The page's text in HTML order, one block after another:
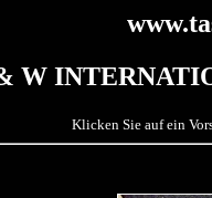
W
Klicken Sie auf ein